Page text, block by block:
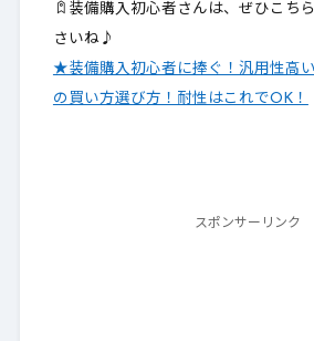
装備購入初心者さんは、ぜひこち
さいね♪
★装備購入初心者に捧ぐ！汎用性高
の買い方選び方！耐性はこれでOK！
スポンサーリンク